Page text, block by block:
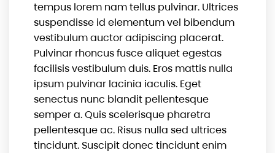
tempus lorem nam tellus pulvinar. Ultrices
suspendisse id elementum vel bibendum
vestibulum auctor adipiscing placerat.
Pulvinar rhoncus fusce aliquet egestas
facilisis vestibulum duis. Eros mattis nulla
ipsum pulvinar lacinia iaculis. Eget
senectus nunc blandit pellentesque
semper a. Quis scelerisque pharetra
pellentesque ac. Risus nulla sed ultrices
tincidunt. Suscipit donec tincidunt enim